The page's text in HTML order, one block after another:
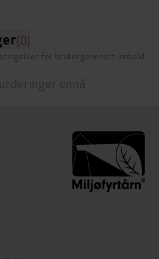
(0)
for brukergenerert innhold
ennå